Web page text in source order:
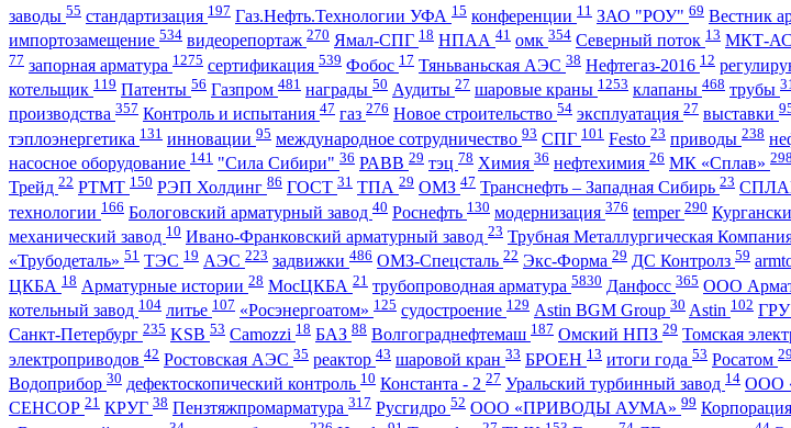
заводы 55 стандартизация 197 Газ.Нефть.Технологии УФА 15 конференции 11 ЗАО "РОУ" 69 Вестник
импортозамещение 534 видеорепортаж 270 Ямал-СПГ 18 НПАА 41 омк 354 Северный поток 13 МКТ-
77 запорная арматура 1275 сертификация 539 Фобос 17 Тяньваньская АЭС 38 Нефтегаз-2016 12
котельщик 119 Патенты 56 Газпром 481 награды 50 Аудиты 27 шаровые краны 1253 клапаны 468 трубы
производства 357 Контроль и испытания 47 газ 276 Новое строительство 54 эксплуатация 27 выставки
тэплоэнергетика 131 инновации 95 международное сотрудничество 93 СПГ 101 Festo 23 приводы 238
насосное оборудование 141 "Сила Сибири" 36 РАВВ 29 тэц 78 Химия 36 нефтехимия 26 МК «Сплав» 298
Трейд 22 РТМТ 150 РЭП Холдинг 86 ГОСТ 31 ТПА 29 ОМЗ 47 Транснефть – Западная Сибирь 23
технологии 166 Бологовский арматурный завод 40 Роснефть 130 модернизация 376 temper 290
механический завод 10 Ивано-Франковский арматурный завод 23 Трубная Металлургическая
«Трубодеталь» 51 ТЭС 19 АЭС 223 задвижки 486 ОМЗ-Спецсталь 22 Экс-Форма 29 ДС Контролз 59
ЦКБА 18 Арматурные истории 28 МосЦКБА 21 трубопроводная арматура 5830 Данфосс 365 ООО
котельный завод 104 литье 107 «Росэнергоатом» 125 судостроение 129 Astin BGM Group 30 Astin 102 ГРУ
Санкт-Петербург 235 KSB 53 Camozzi 18 БАЗ 88 Волгограднефтемаш 187 Омский НПЗ 29 Томская
электроприводов 42 Ростовская АЭС 35 реактор 43 шаровой кран 33 БРОЕН 13 итоги года 53 Росатом
Водоприбор 30 дефектоскопический контроль 10 Константа - 2 27 Уральский турбинный завод 14 ООО
СЕНСОР 21 КРУГ 38 Пензтяжпромарматура 317 Русгидро 52 ООО «ПРИВОДЫ АУМА» 99